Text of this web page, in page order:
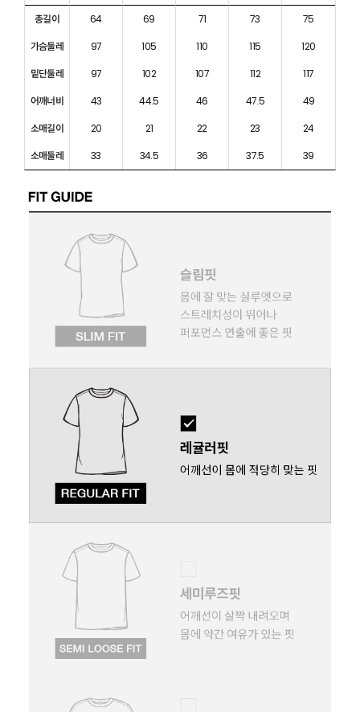
총길이
64 69 71 73
75
가슴둘레
97 105 110 115
120
밑단둘레
97 102 107 112
117
어깨너비
43 44.5 46 47.5
49
소매길이
20 21 22 23
24
소매둘레
33 34.5 36 37.5 39